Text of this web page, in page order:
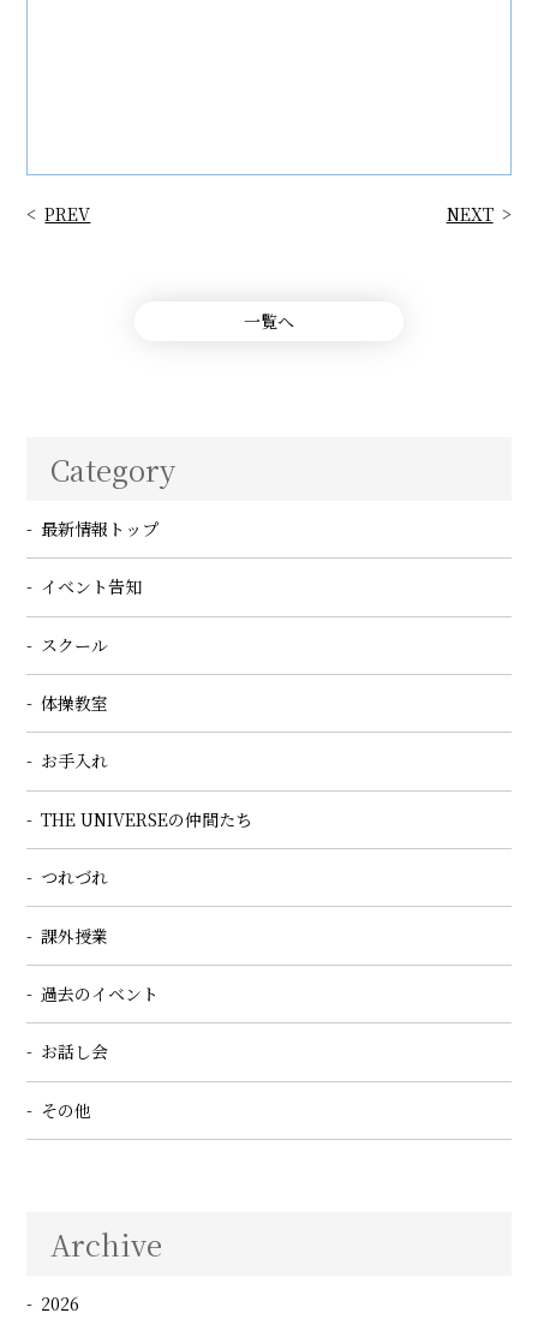
PREV NEXT
一覧へ
Category
最新情報トップ
イベント告知
スクール
体操教室
お手入れ
THE UNIVERSEの仲間たち
つれづれ
課外授業
過去のイベント
お話し会
その他
Archive
2026